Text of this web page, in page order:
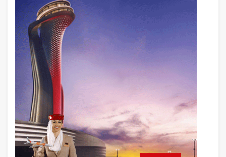
Dönem: TEI TEKNOLOJİ Kuruldu
22 saat önce
SunExpress Günlük Yolcu Rekorunu 72
Bin 340’a Çıkardı
23 saat önce
İstanbul Havalimanı’nın 4. Pistinde İlk
Test Uçuşu Yapıldı
23 saat önce
Aslıhan Güven, Airport Leader of the